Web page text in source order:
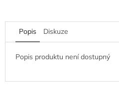
Popis Diskuze
Popis produktu není dostupný